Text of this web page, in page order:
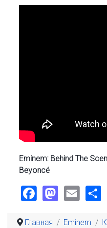
Eminem: Behind The
Beyoncé
Facebook
Главная Eminem